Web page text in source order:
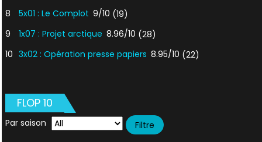
8
5x01 : Le Complot 9/10 (19)
9
1x07 : Projet arctique 8.96/10 (28)
10 3x02 : Opération presse papiers 8.95/10 (22)
FLOP 10
Par saison